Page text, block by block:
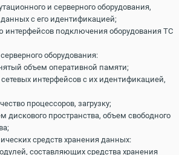
и серверного оборудования,
с его идентификацией;
подключения оборудования ТС
оборудования:
объем оперативной памяти;
сетевых интерфейсов с их идентификацией,
процессоров, загрузку;
дискового пространства, объем свободного
средств хранения данных:
составляющих средства хранения